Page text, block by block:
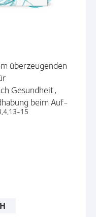
überzeugenden
Gesundheit,
beim Auf-
15